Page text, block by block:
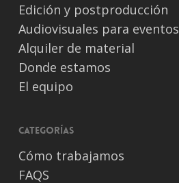
Edición y postproducción
Audiovisuales para eventos
Alquiler de material
Donde estamos
El equipo
Categorías
Cómo trabajamos
FAQS